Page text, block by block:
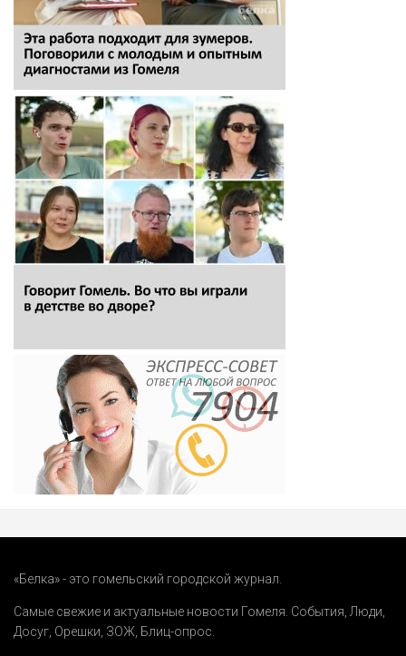
«Белка» - это гомельский городской журнал.
Самые свежие и актуальные новости Гомеля. События,Люди,
Досуг, Орешки, ЗОЖ, Блиц-опрос.